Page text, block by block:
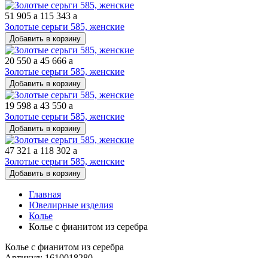
51 905 a 115 343 a
Золотые серьги 585, женские
Добавить в корзину
20 550 a 45 666 a
Золотые серьги 585, женские
Добавить в корзину
19 598 a 43 550 a
Золотые серьги 585, женские
Добавить в корзину
47 321 a 118 302 a
Золотые серьги 585, женские
Добавить в корзину
Главная
Ювелирные изделия
Колье
Колье с фианитом из серебра
Колье с фианитом из серебра